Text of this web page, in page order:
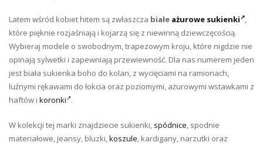
Latem wśród kobiet hitem są zwłaszcza białe ażurowe sukienki ,
które pięknie rozjaśniają i kojarzą się z niewinną dziewczęcością.
Wybieraj modele o swobodnym, trapezowym kroju, które nigdzie nie
opinają sylwetki i zapewniają przewiewność. Dla nas numerem jeden
jest biała sukienka boho do kolan, z wycięciami na ramionach,
luźnymi rękawami do łokcia oraz poziomymi, ażurowymi wstawkami z
haftów i koronki .
W kolekcji tej marki znajdziecie sukienki, spódnice, spodnie
materiałowe, jeansy, bluzki,koszule, kardigany, narzutki oraz